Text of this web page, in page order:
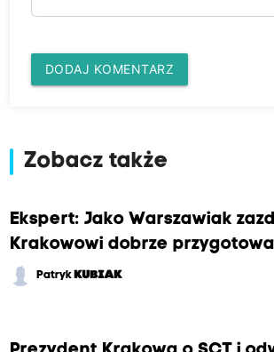
DODAJ KOMENTARZ
Zobacz także
Ekspert: Jako Warszawiak
Krakowowi dobrze
Patryk KUBIAK